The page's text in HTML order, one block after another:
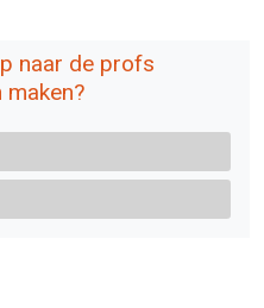
naar de profs
maken?